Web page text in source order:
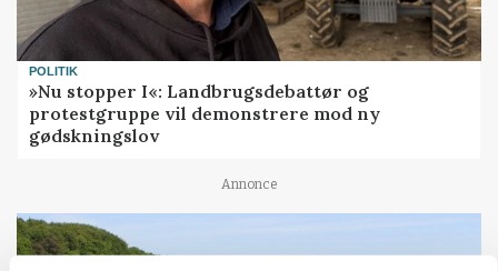
POLITIK
»Nu stopper I«: Landbrugsdebattør og
protestgruppe vil demonstrere mod ny
gødskningslov
Annonce